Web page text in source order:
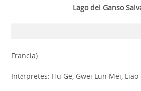
Lago del Ganso
Francia)
Intérpretes: Hu Ge, Gwei Lun Mei, Liao